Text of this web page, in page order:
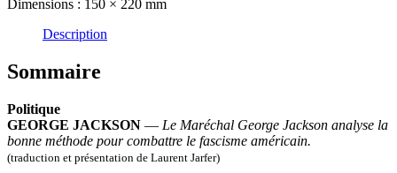
perede
Dimensions : 150 × 220 mm
Description
Sommaire
Politique
GEORGE JACKSON — Le Maréchal George Jackson analyse la
bonne méthode pour combattre le fascisme américain.
(traduction et présentation de Laurent Jarfer)